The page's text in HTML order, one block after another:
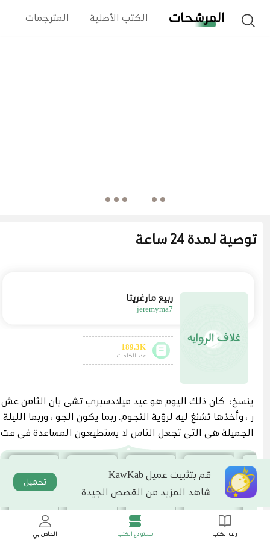
المترجمات الكتب الأصلية المرشحات
توصية لمدة 24 ساعة
ربيع مارغريتا
jeremyma7
189.3K
عدد الكلمات
ينسخ: كان ذلك اليوم هو عيد ميلادسيري تشى يان الثامن عش
ر ، وأخذها تشنغ ليه لرؤية النجوم. ربما يكون الجو ، وربما الليلة
الجميلة هي التي تجعل الناس لا يستطيعون المساعدة في فت
ح قلوبهم. نظر سيري تشى يان إلى النجوم في السماء وقال ،
ها زوج من العيون السوداء. ابتسمسيري تشى يان بخفة وسأله
مرة أخرى ، "إذا كنت معك ، فما نوع الوعد الذي يمكن أن تع
طيني إياه؟" كانت تعلم أنه سؤال صعب ، وعرفت إلى أي مدى
يمكن أن يكون الوعد بشاب يبلغ من العمر 18 عامًا حقيقيًا. لك
قم بتثبيت عميل KawKab
شاهد المزيد من القصص الجيدة
تحميل
الخاص بي مستودع الكتب رف الكتب